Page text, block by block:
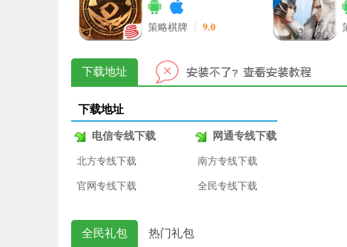
策略棋牌 9.0
下载地址
下载地址
电信专线下载 网通专线下载
北方专线下载 南方专线下载
官网专线下载 全民专线下载
全民礼包 热门礼包